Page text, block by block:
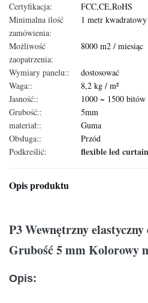
Certyfikacja:
FCC,CE,RoHS
Minimalna ilość
zamówienia:
1 metr kwadratowy
Możliwość
zaopatrzenia:
8000 m2 / miesiąc
Wymiary panelu::
dostosować
Waga::
8,2 kg / m²
Jasność::
1000 ~ 1500 bitów
Grubość::
5mm
materiał::
Guma
Obsługa::
Przód
Podkreślić:
flexible led
Opis produktu
P3 Wewnętrzny
Grubość 5 mm Kolorowy
Opis: